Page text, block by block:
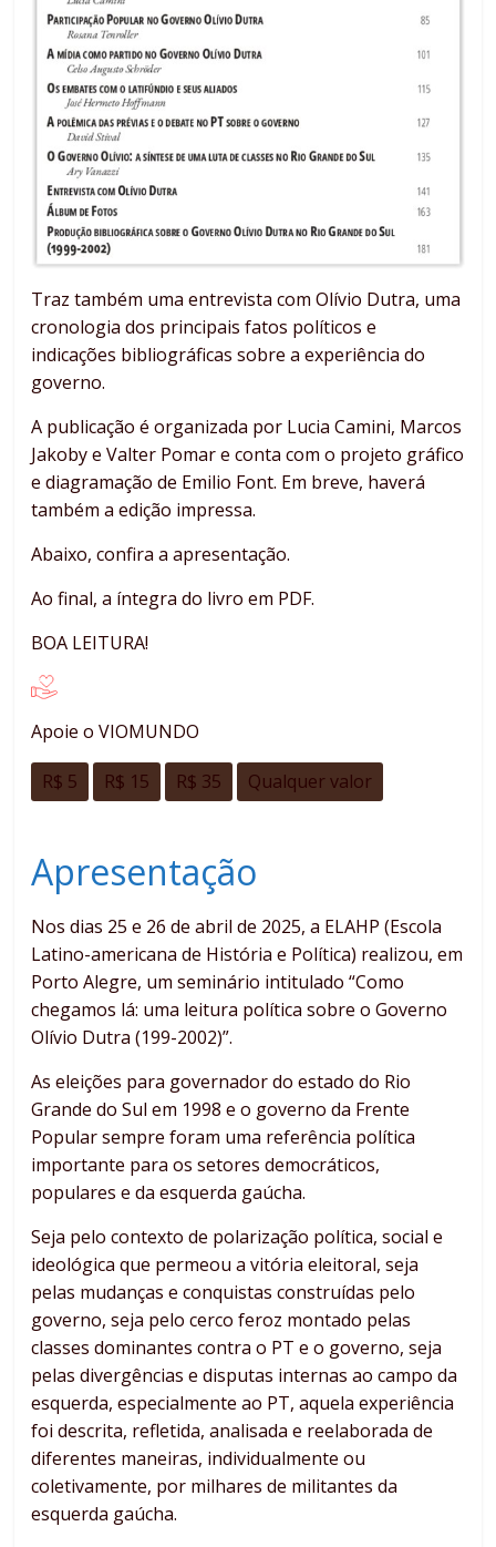
Traz também uma entrevista com Olívio Dutra, uma
cronologia dos principais fatos políticos e
indicações bibliográficas sobre a experiência do
governo.
A publicação é organizada por Lucia Camini, Marcos
Jakoby e Valter Pomar e conta com o projeto gráfico
e diagramação de Emilio Font. Em breve, haverá
também a edição impressa.
Abaixo, confira a apresentação.
Ao final, a íntegra do livro em PDF.
BOA LEITURA!
Apoie o VIOMUNDO
R$ 5 R$ 15 R$ 35 Qualquer valor
Apresentação
Nos dias 25 e 26 de abril de 2025, a ELAHP (Escola
Latino-americana de História e Política) realizou, em
Porto Alegre, um seminário intitulado “Como
chegamos lá: uma leitura política sobre o Governo
Olívio Dutra (199-2002)”.
As eleições para governador do estado do Rio
Grande do Sul em 1998 e o governo da Frente
Popular sempre foram uma referência política
importante para os setores democráticos,
populares e da esquerda gaúcha.
Seja pelo contexto de polarização política, social e
ideológica que permeou a vitória eleitoral, seja
pelas mudanças e conquistas construídas pelo
governo, seja pelo cerco feroz montado pelas
classes dominantes contra o PT e o governo, seja
pelas divergências e disputas internas ao campo da
esquerda, especialmente ao PT, aquela experiência
foi descrita, refletida, analisada e reelaborada de
diferentes maneiras, individualmente ou
coletivamente, por milhares de militantes da
esquerda gaúcha.